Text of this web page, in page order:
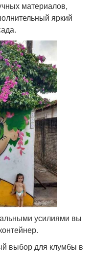
материалов,
яркий
усилиями вы
выбор для клумбы в